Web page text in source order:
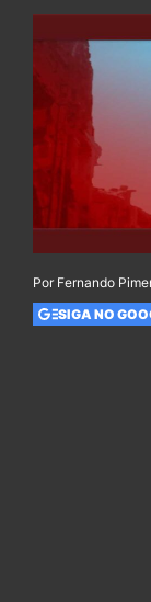
Por Fernando
SIGA NO